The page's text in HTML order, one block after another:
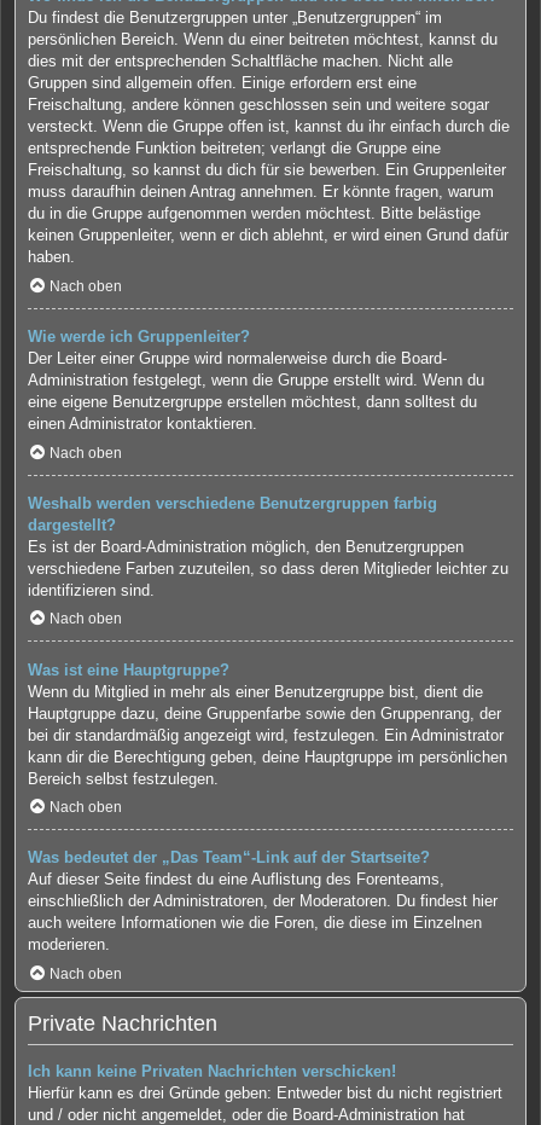
Du findest die Benutzergruppen unter „Benutzergruppen“ im
persönlichen Bereich. Wenn du einer beitreten möchtest, kannst du
dies mit der entsprechenden Schaltfläche machen. Nicht alle
Gruppen sind allgemein offen. Einige erfordern erst eine
Freischaltung, andere können geschlossen sein und weitere sogar
versteckt. Wenn die Gruppe offen ist, kannst du ihr einfach durch die
entsprechende Funktion beitreten; verlangt die Gruppe eine
Freischaltung, so kannst du dich für sie bewerben. Ein Gruppenleiter
muss daraufhin deinen Antrag annehmen. Er könnte fragen, warum
du in die Gruppe aufgenommen werden möchtest. Bitte belästige
keinen Gruppenleiter, wenn er dich ablehnt, er wird einen Grund dafür
haben.
Nach oben
Wie werde ich Gruppenleiter?
Der Leiter einer Gruppe wird normalerweise durch die Board-
Administration festgelegt, wenn die Gruppe erstellt wird. Wenn du
eine eigene Benutzergruppe erstellen möchtest, dann solltest du
einen Administrator kontaktieren.
Nach oben
Weshalb werden verschiedene Benutzergruppen farbig
dargestellt?
Es ist der Board-Administration möglich, den Benutzergruppen
verschiedene Farben zuzuteilen, so dass deren Mitglieder leichter zu
identifizieren sind.
Nach oben
Was ist eine Hauptgruppe?
Wenn du Mitglied in mehr als einer Benutzergruppe bist, dient die
Hauptgruppe dazu, deine Gruppenfarbe sowie den Gruppenrang, der
bei dir standardmäßig angezeigt wird, festzulegen. Ein Administrator
kann dir die Berechtigung geben, deine Hauptgruppe im persönlichen
Bereich selbst festzulegen.
Nach oben
Was bedeutet der „Das Team“-Link auf der Startseite?
Auf dieser Seite findest du eine Auflistung des Forenteams,
einschließlich der Administratoren, der Moderatoren. Du findest hier
auch weitere Informationen wie die Foren, die diese im Einzelnen
moderieren.
Nach oben
Private Nachrichten
Ich kann keine Privaten Nachrichten verschicken!
Hierfür kann es drei Gründe geben: Entweder bist du nicht registriert
und / oder nicht angemeldet, oder die Board-Administration hat